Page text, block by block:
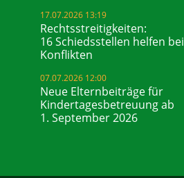
17.07.2026 13:19
Rechtsstreitigkeiten:
16 Schiedsstellen helfen bei
Konflikten
07.07.2026 12:00
Neue Elternbeiträge für
Kindertagesbetreuung ab
1. September 2026